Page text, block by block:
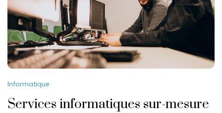
Informatique
Services informatiques sur-mesure